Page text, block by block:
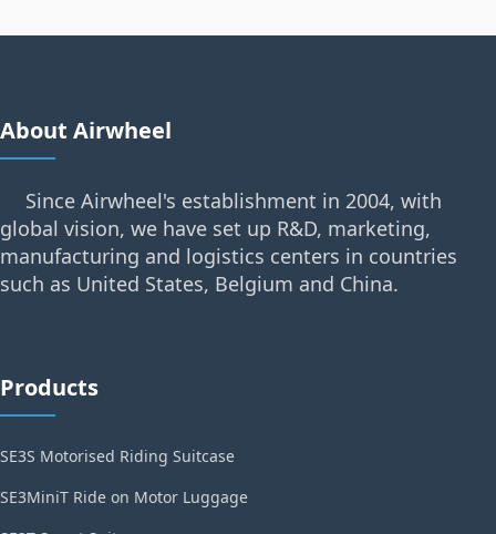
About Airwheel
Since Airwheel's establishment in 2004, with
global vision, we have set up R&D, marketing,
manufacturing and logistics centers in countries
such as United States, Belgium and China.
Products
SE3S Motorised Riding Suitcase
SE3MiniT Ride on Motor Luggage